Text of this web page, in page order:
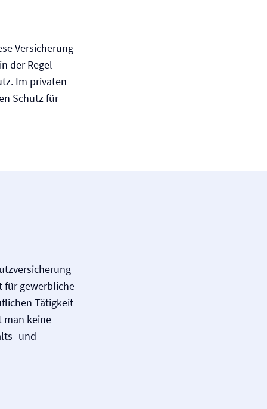
Versicherung
der Regel
Im privaten
Schutz für
für gewerbliche
Tätigkeit
man keine
und